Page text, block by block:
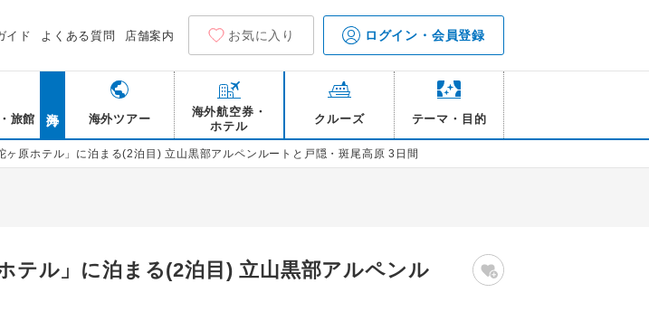
イド よくある質問 店舗案内 お気に入り ログイン・会員登録
旅館 海外ツアー
海外航空券・
ホテル
クルーズ テーマ・目的
ヶ原ホテル」に泊まる(2泊目) 立山黒部アルペンルートと戸隠・斑尾高原 3日間
テル」に泊まる(2泊目) 立山黒部アルペンル